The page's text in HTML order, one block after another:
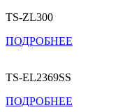
TS-ZL300
ПОДРОБНЕЕ
TS-EL2369SS
ПОДРОБНЕЕ